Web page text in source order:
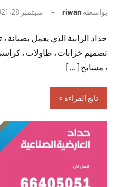
بواسطة riwan سبتمبر 28, 2021
حداد الرابية الذي يعمل بصيانة
تصميم خزانات ، طاولات ،
، مسابح […]
تابع القراءة